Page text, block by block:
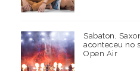
Sabaton,
aconteceu no
Open Air